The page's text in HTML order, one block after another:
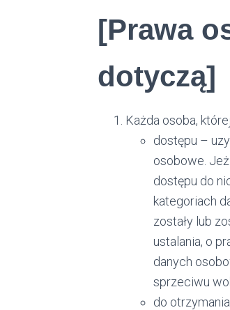
[Prawa
dotyczą]
Każda osoba,
dostępu –
osobowe.
dostępu do
kategoriach
zostały lub
ustalania, o
danych
sprzeciwu
do